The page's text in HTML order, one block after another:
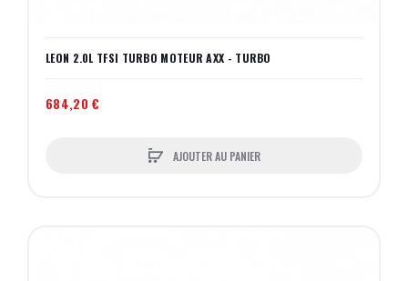
LEON 2.0L TFSI TURBO MOTEUR AXX - TURBO
684,20 €
AJOUTER AU PANIER